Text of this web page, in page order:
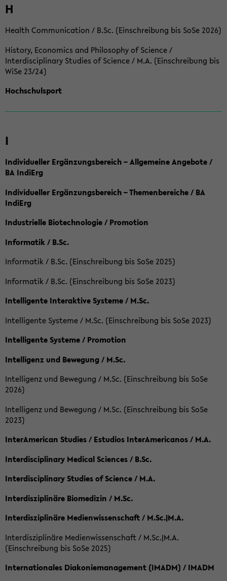
H
Health Communication / B.Sc. (Einschreibung bis SoSe 2026)
History, Economics and Philosophy of Science /
Interdisciplinary Studies of Science / M.A. (Einschreibung bis
WiSe 23/24)
Hochschulsport
I
Individueller Ergänzungsbereich – Allgemeine Angebote /
BA IndiErg
Individueller Ergänzungsbereich – Themenbereiche / BA
IndiErg
Industrielle Biotechnologie / Promotion
Informatik / B.Sc.
Informatik / B.Sc. (Einschreibung bis SoSe 2025)
Informatik / B.Sc. (Einschreibung bis SoSe 2023)
Intelligente Interaktive Systeme / M.Sc.
Intelligente Systeme / M.Sc. (Einschreibung bis SoSe 2023)
Intelligente Systeme / Promotion
Intelligenz und Bewegung / M.Sc.
Intelligenz und Bewegung / M.Sc. (Einschreibung bis SoSe
2026)
Intelligenz und Bewegung / M.Sc. (Einschreibung bis SoSe
2023)
InterAmerican Studies / Estudios InterAmericanos / M.A.
Interdisciplinary Medical Sciences / B.Sc.
Interdisciplinary Studies of Science / M.A.
Interdisziplinäre Biomedizin / M.Sc.
Interdisziplinäre Medienwissenschaft / M.Sc.|M.A.
Interdisziplinäre Medienwissenschaft / M.Sc.|M.A.
(Einschreibung bis SoSe 2025)
Internationales Diakoniemanagement (IMADM) / IMADM